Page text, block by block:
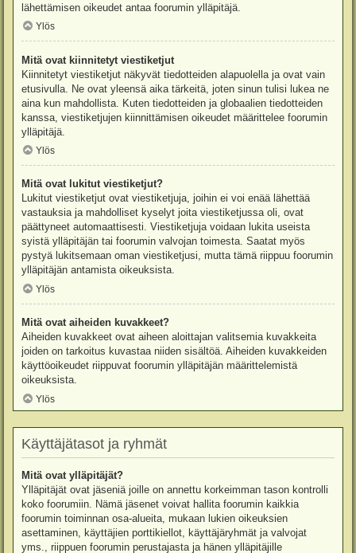
lähettämisen oikeudet antaa foorumin ylläpitäjä.
Ylös
Mitä ovat kiinnitetyt viestiketjut
Kiinnitetyt viestiketjut näkyvät tiedotteiden alapuolella ja ovat vain
etusivulla. Ne ovat yleensä aika tärkeitä, joten sinun tulisi lukea ne
aina kun mahdollista. Kuten tiedotteiden ja globaalien tiedotteiden
kanssa, viestiketjujen kiinnittämisen oikeudet määrittelee foorumin
ylläpitäjä.
Ylös
Mitä ovat lukitut viestiketjut?
Lukitut viestiketjut ovat viestiketjuja, joihin ei voi enää lähettää
vastauksia ja mahdolliset kyselyt joita viestiketjussa oli, ovat
päättyneet automaattisesti. Viestiketjuja voidaan lukita useista
syistä ylläpitäjän tai foorumin valvojan toimesta. Saatat myös
pystyä lukitsemaan oman viestiketjusi, mutta tämä riippuu foorumin
ylläpitäjän antamista oikeuksista.
Ylös
Mitä ovat aiheiden kuvakkeet?
Aiheiden kuvakkeet ovat aiheen aloittajan valitsemia kuvakkeita
joiden on tarkoitus kuvastaa niiden sisältöä. Aiheiden kuvakkeiden
käyttöoikeudet riippuvat foorumin ylläpitäjän määrittelemistä
oikeuksista.
Ylös
Käyttäjätasot ja ryhmät
Mitä ovat ylläpitäjät?
Ylläpitäjät ovat jäseniä joille on annettu korkeimman tason kontrolli
koko foorumiin. Nämä jäsenet voivat hallita foorumin kaikkia
foorumin toiminnan osa-alueita, mukaan lukien oikeuksien
asettaminen, käyttäjien porttikiellot, käyttäjäryhmät ja valvojat
yms., riippuen foorumin perustajasta ja hänen ylläpitäjille